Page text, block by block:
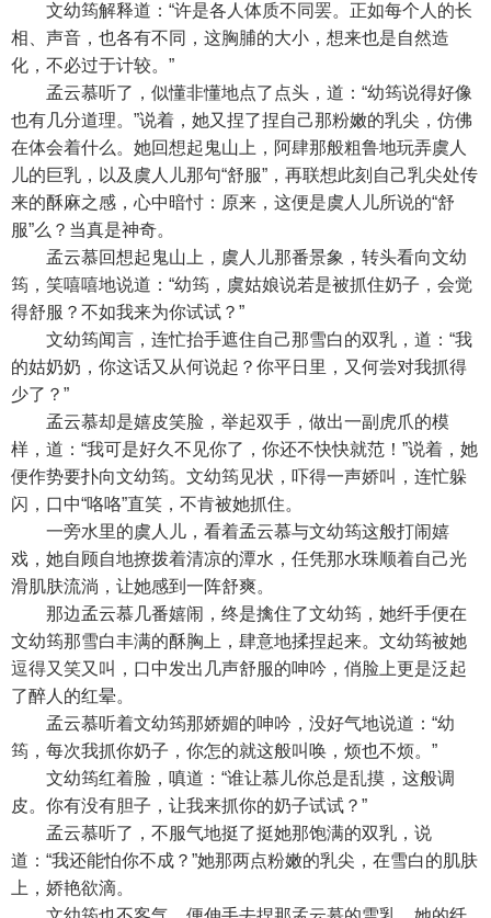
文幼筠解释道：“许是各人体质不同罢。正如每个人的长
相、声音，也各有不同，这胸脯的大小，想来也是自然造
化，不必过于计较。”
孟云慕听了，似懂非懂地点了点头，道：“幼筠说得好像
也有几分道理。”说着，她又捏了捏自己那粉嫩的乳尖，仿佛
在体会着什么。她回想起鬼山上，阿肆那般粗鲁地玩弄虞人
儿的巨乳，以及虞人儿那句“舒服”，再联想此刻自己乳尖处传
来的酥麻之感，心中暗忖：原来，这便是虞人儿所说的“舒
服”么？当真是神奇。
孟云慕回想起鬼山上，虞人儿那番景象，转头看向文幼
筠，笑嘻嘻地说道：“幼筠，虞姑娘说若是被抓住奶子，会觉
得舒服？不如我来为你试试？”
文幼筠闻言，连忙抬手遮住自己那雪白的双乳，道：“我
的姑奶奶，你这话又从何说起？你平日里，又何尝对我抓得
少了？”
孟云慕却是嬉皮笑脸，举起双手，做出一副虎爪的模
样，道：“我可是好久不见你了，你还不快快就范！”说着，她
便作势要扑向文幼筠。文幼筠见状，吓得一声娇叫，连忙躲
闪，口中“咯咯”直笑，不肯被她抓住。
一旁水里的虞人儿，看着孟云慕与文幼筠这般打闹嬉
戏，她自顾自地撩拨着清凉的潭水，任凭那水珠顺着自己光
滑肌肤流淌，让她感到一阵舒爽。
那边孟云慕几番嬉闹，终是擒住了文幼筠，她纤手便在
文幼筠那雪白丰满的酥胸上，肆意地揉捏起来。文幼筠被她
逗得又笑又叫，口中发出几声舒服的呻吟，俏脸上更是泛起
了醉人的红晕。
孟云慕听着文幼筠那娇媚的呻吟，没好气地说道：“幼
筠，每次我抓你奶子，你怎的就这般叫唤，烦也不烦。”
文幼筠红着脸，嗔道：“谁让慕儿你总是乱摸，这般调
皮。你有没有胆子，让我来抓你的奶子试试？”
孟云慕听了，不服气地挺了挺她那饱满的双乳，说
道：“我还能怕你不成？”她那两点粉嫩的乳尖，在雪白的肌肤
上，娇艳欲滴。